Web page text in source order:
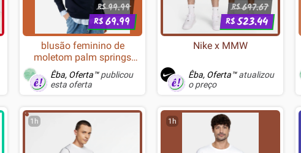
R$99.99
R$69.99
blusão feminino de
moletom palm springs
califórnia azul
Êba, Oferta™publicou
esta oferta
R$697.67
R$523.44
Nike x MMW
Êba, Oferta™atualizou
o preço
1h 1h